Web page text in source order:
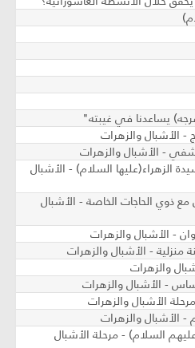
يساعدنا في غيبته"
- الأشبال والزهرات
- الأشبال والزهرات
الزهراء(علیها السلام) - الأشبال
مع ذوي الحاجات الخاصة - الأشبال
- الأشبال والزهرات
- الأشبال والزهرات
والزهرات
- الأشبال والزهرات
الأشبال والزهرات
الأشبال والزهرات
(عليهم السلام) - مرحلة الأشبال